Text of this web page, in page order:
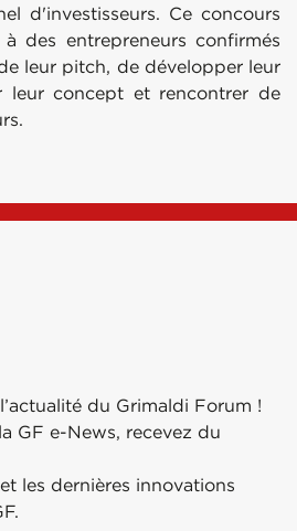
d'investisseurs. Ce concours
des entrepreneurs confirmés
leur pitch, de développer leur
leur concept et rencontrer de
du Grimaldi Forum !
GF e-News, recevez du
les dernières innovations